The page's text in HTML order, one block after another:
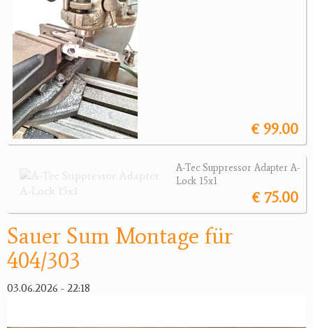
Sonstiges
Bogensport
Zubehör
Jagdangebote
Jagdreviere
Antikes
Reviereinrichtungen
€ 99.00
A-Tec Suppressor Adapter A-
Lock 15x1
€ 75.00
Sauer Sum Montage für
404/303
03.06.2026 - 22:18